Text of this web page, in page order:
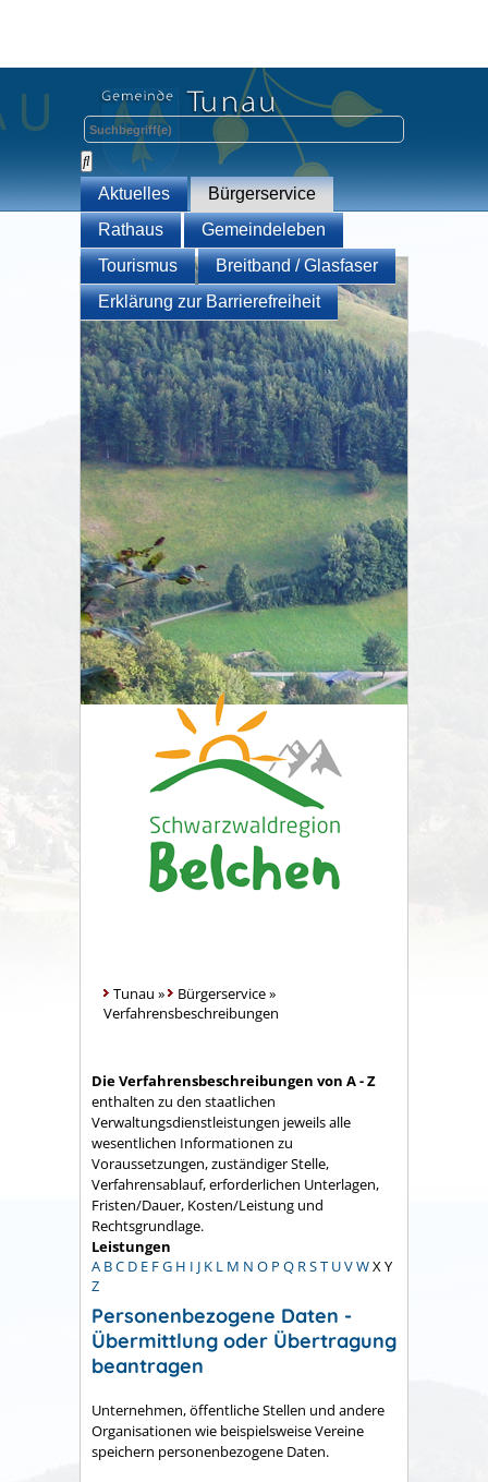
Aktuelles
Bürgerservice
Rathaus
Gemeindeleben
Tourismus
Breitband / Glasfaser
Erklärung zur Barrierefreiheit
Tunau » Bürgerservice»
Verfahrensbeschreibungen
Die Verfahrensbeschreibungen von A - Z
enthalten zu den staatlichen
Verwaltungsdienstleistungen jeweils alle
wesentlichen Informationen zu
Voraussetzungen, zuständiger Stelle,
Verfahrensablauf, erforderlichen Unterlagen,
Fristen/Dauer, Kosten/Leistung und
Rechtsgrundlage.
Leistungen
A BC D E FG H I J K L M N O P Q RST UVWX Y
Z
Personenbezogene Daten -
Übermittlung oder Übertragung
beantragen
Unternehmen, öffentliche Stellen und andere
Organisationen wie beispielsweise Vereine
speichern personenbezogene Daten.